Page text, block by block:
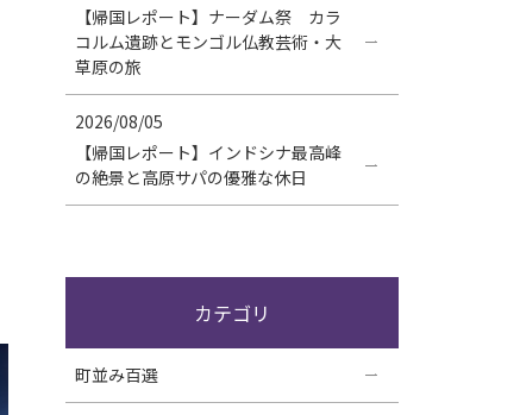
【帰国レポート】ナーダム祭 カラ
コルム遺跡とモンゴル仏教芸術・大
草原の旅
2026/08/05
【帰国レポート】インドシナ最高峰
の絶景と高原サパの優雅な休日
カテゴリ
町並み百選